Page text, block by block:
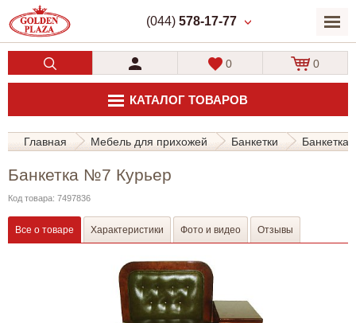
(044) 578-17-77
КАТАЛОГ ТОВАРОВ
0 0
Главная Мебель для прихожей Банкетки
Банкетка №7 Курьер
Код товара: 7497836
Все о товаре Характеристики Фото и видео Отзывы